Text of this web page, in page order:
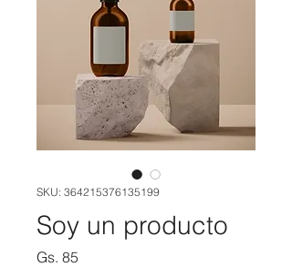
SKU: 364215376135199
Soy un producto
Gs. 85